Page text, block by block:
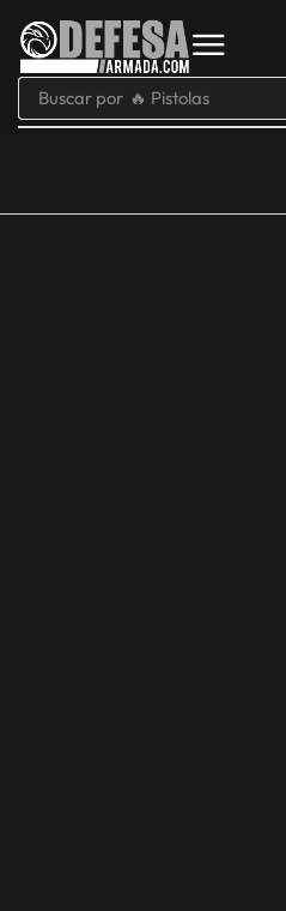
Buscar por 🔥 Pistolas